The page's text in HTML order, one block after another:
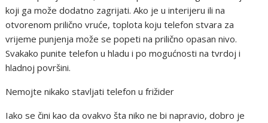
koji ga može dodatno zagrijati. Ako je u interijeru ili na
otvorenom prilično vruće, toplota koju telefon stvara za
vrijeme punjenja može se popeti na prilično opasan nivo.
Svakako punite telefon u hladu i po mogućnosti na tvrdoj i
hladnoj površini.
Nemojte nikako stavljati telefon u frižider
Iako se čini kao da ovakvo šta niko ne bi napravio, dobro je